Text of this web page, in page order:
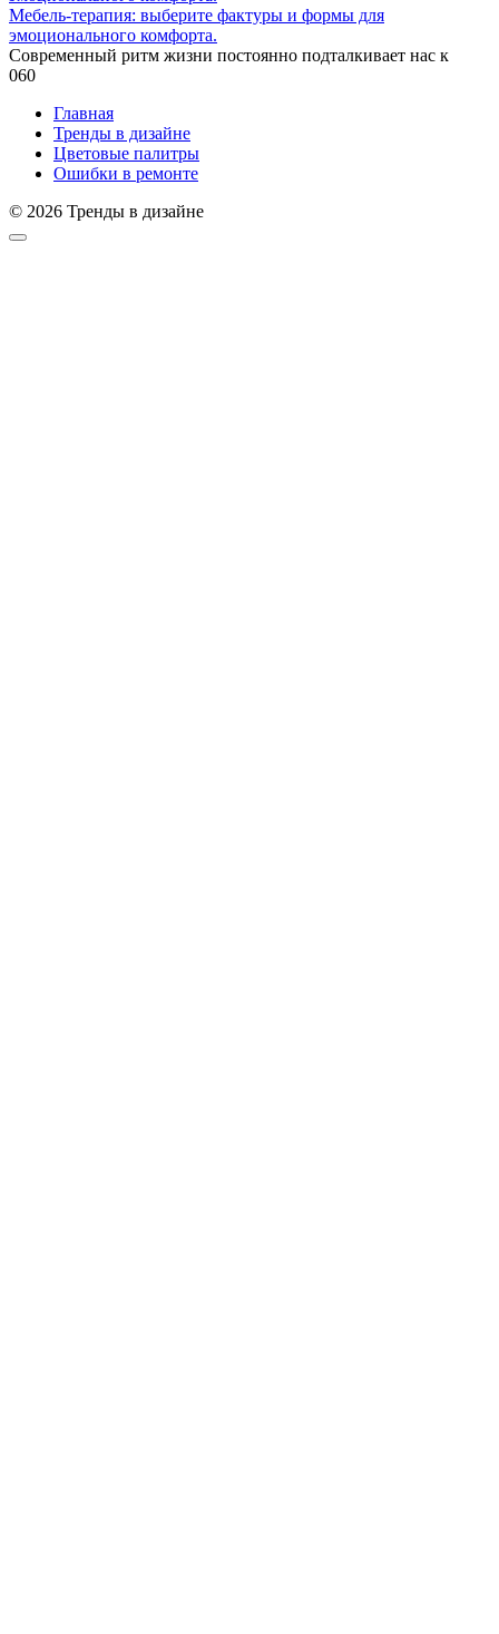
Мебель-терапия: выберите фактуры и формы для
эмоционального комфорта.
Современный ритм жизни постоянно подталкивает нас к
060
Главная
Тренды в дизайне
Цветовые палитры
Ошибки в ремонте
© 2026 Тренды в дизайне